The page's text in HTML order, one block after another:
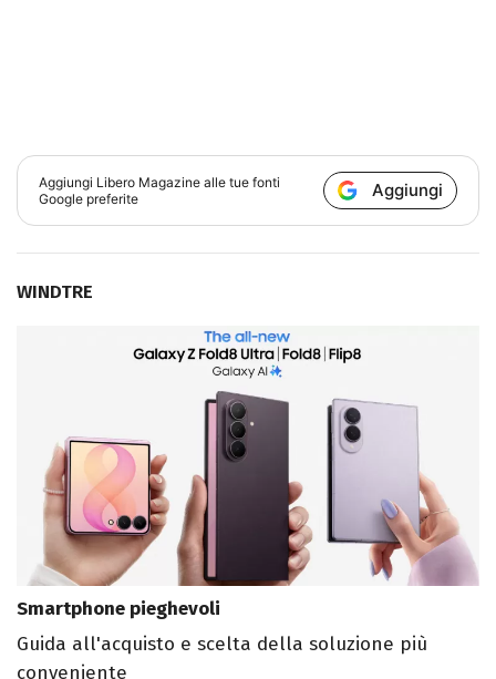
Aggiungi Libero Magazine alle tue fonti
Google preferite
Aggiungi
WINDTRE
Smartphone pieghevoli
Guida all'acquisto e scelta della soluzione più
conveniente